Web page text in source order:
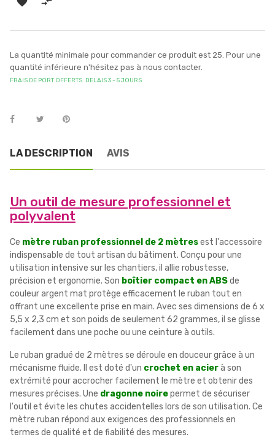
La quantité minimale pour commander ce produit est 25. Pour une
quantité inférieure n'hésitez pas à nous contacter.
FRAIS DE PORT OFFERTS. DELAIS 3 - 5 JOURS
LA DESCRIPTION AVIS
Un outil de mesure professionnel et
polyvalent
Ce mètre ruban professionnel de 2 mètresest l'accessoire
indispensable de tout artisan du bâtiment. Conçu pour une
utilisation intensive sur les chantiers, il allie robustesse,
précision et ergonomie. Son boîtier compact en ABSde
couleur argent mat protège efficacement le ruban tout en
offrant une excellente prise en main. Avec ses dimensions de 6 x
5,5 x 2,3 cm et son poids de seulement 62 grammes, il se glisse
facilement dans une poche ou une ceinture à outils.
Le ruban gradué de 2 mètres se déroule en douceur grâce à un
mécanisme fluide. Il est doté d'un crochet en acierà son
extrémité pour accrocher facilement le mètre et obtenir des
mesures précises. Une dragonne noirepermet de sécuriser
l'outil et évite les chutes accidentelles lors de son utilisation. Ce
mètre ruban répond aux exigences des professionnels en
termes de qualité et de fiabilité des mesures.